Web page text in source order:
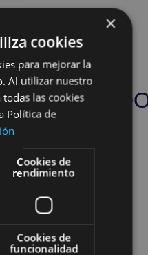
VESTIDO
LARGO
Añadir
al
×
cookies
para mejorar la
Al utilizar nuestro
las cookies
Política de
Cookies de
rendimiento
Cookies de
funcionalidad